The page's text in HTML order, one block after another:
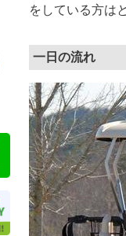
をしている方は
一日の流れ